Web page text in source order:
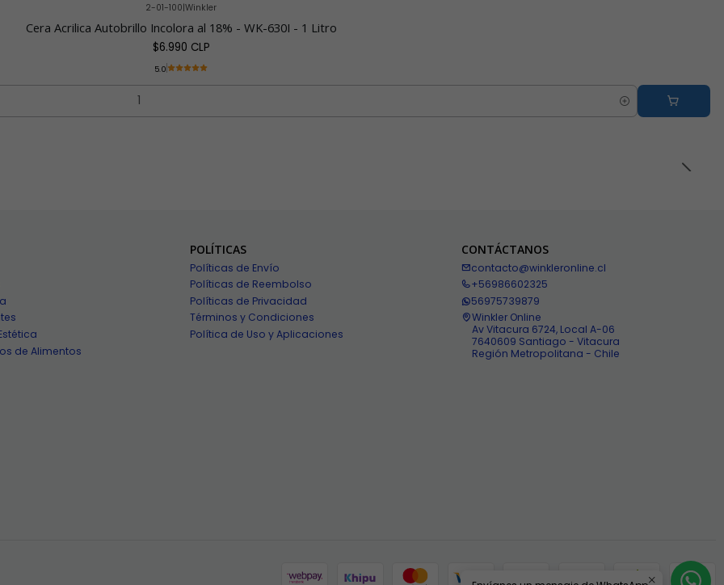
2-01-100|Winkler
Cera Acrilica Autobrillo Incolora al 18% - WK-630I - 1 Litro
$6.990 CLP
5.0
de Alimentos
POLÍTICAS
Políticas de Envío
Políticas de Reembolso
Políticas de Privacidad
Términos y Condiciones
Política de Uso y Aplicaciones
CONTÁCTANOS
contacto@winkleronline.cl
+56986602325
56975739879
Winkler Online
Av Vitacura 6724, Local A-06
7640609 Santiago - Vitacura
Región Metropolitana - Chile